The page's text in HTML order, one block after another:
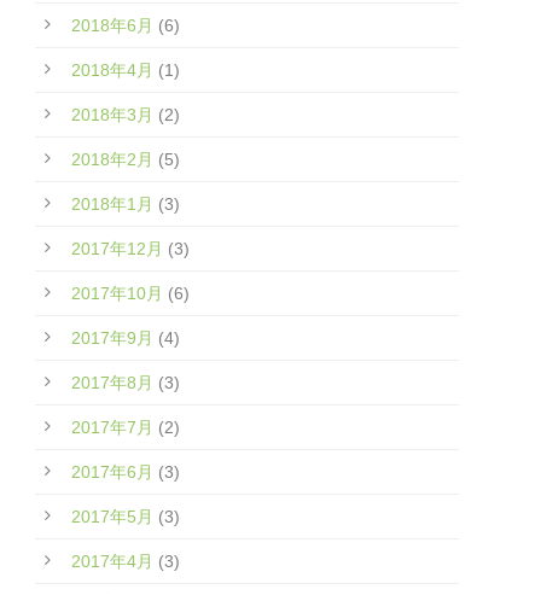
2018年6月 (6)
2018年4月 (1)
2018年3月 (2)
2018年2月 (5)
2018年1月 (3)
2017年12月 (3)
2017年10月 (6)
2017年9月 (4)
2017年8月 (3)
2017年7月 (2)
2017年6月 (3)
2017年5月 (3)
2017年4月 (3)